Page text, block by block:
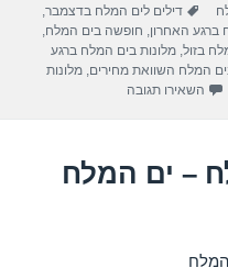
eתגיות
דילים לים המלח בדצמבר,
ברגע האחרון, חופשה בים המלח,
בזול,מלונות בים המלח ברגע
המלח השוואת מחירים,מלונות
השאירו תגובה
– ים המלח
המלח